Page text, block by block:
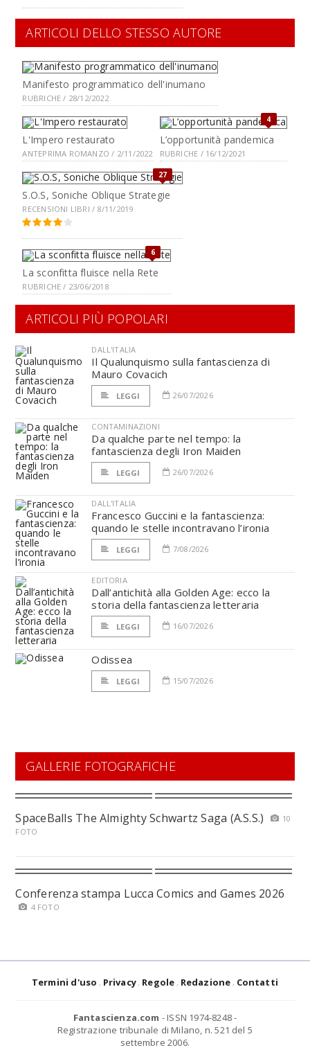
ARTICOLI DELLO STESSO AUTORE
Manifesto programmatico dell'inumano
RUBRICHE / 28/12/2022
L'Impero restaurato
ANTEPRIMA ROMANZO / 2/11/2022
4
L’opportunità pandemica
RUBRICHE / 16/12/2021
27
S.O.S, Soniche Oblique Strategie
RECENSIONI LIBRI / 8/11/2019
6
La sconfitta fluisce nella Rete
RUBRICHE / 23/06/2018
ARTICOLI PIÙ POPOLARI
DALL'ITALIA
Il Qualunquismo sulla fantascienza di
Mauro Covacich
LEGGI 26/07/2026
CONTAMINAZIONI
Da qualche parte nel tempo: la
fantascienza degli Iron Maiden
LEGGI 26/07/2026
DALL'ITALIA
Francesco Guccini e la fantascienza:
quando le stelle incontravano l’ironia
LEGGI 7/08/2026
EDITORIA
Dall’antichità alla Golden Age: ecco la
storia della fantascienza letteraria
LEGGI 16/07/2026
Odissea
LEGGI 15/07/2026
GALLERIE FOTOGRAFICHE
SpaceBalls The Almighty Schwartz Saga (A.S.S.)
10
FOTO
Conferenza stampa Lucca Comics and Games 2026
4 FOTO
Termini d'uso Privacy Regole Redazione Contatti
Fantascienza.com - ISSN 1974-8248 -
Registrazione tribunale di Milano, n. 521 del 5
settembre 2006.